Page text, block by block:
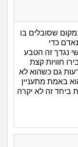
שסובלים בו
כדי
נגדך זה הטבע
חוויות קצת
גם כשהוא לא
באמת מתעניין
ביחד זה לא יקרה